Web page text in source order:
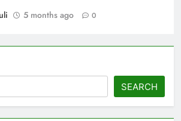
5 months ago 0
SEARCH